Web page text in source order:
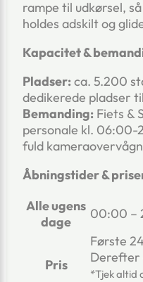
rampe til udkørsel,
holdes adskilt og
Kapacitet &
Pladser:ca. 5.200
dedikerede pladser
Bemanding: Fiets &
personale kl. 06:00-
fuld
Åbningstider &
Alle ugens
dage
00:00 –
Pris
Første
Derefter
*Tjek altid